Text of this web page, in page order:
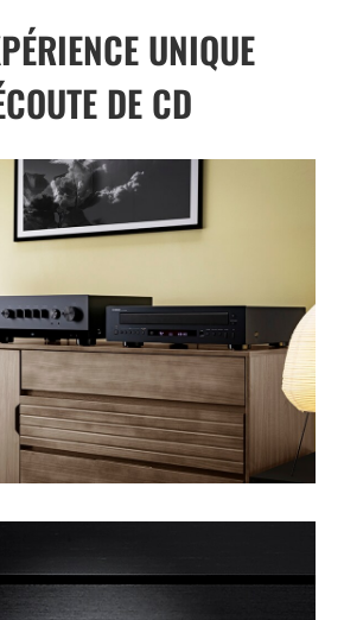
UNIQUE
DE CD